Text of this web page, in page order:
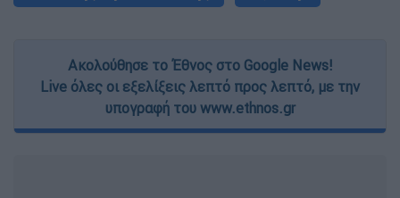
Ακολούθησε το Έθνος στο Google News!
Live όλες οι εξελίξεις λεπτό προς λεπτό, με την
υπογραφή του www.ethnos.gr